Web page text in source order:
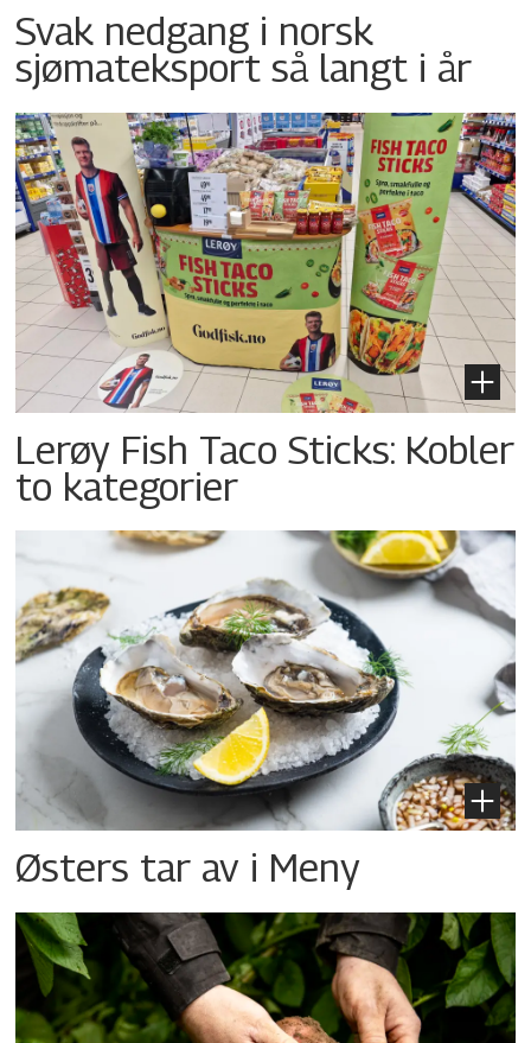
Svak nedgang i norsk
sjømateksport så langt i år
Lerøy Fish Taco Sticks: Kobler
to kategorier
Østers tar av i Meny